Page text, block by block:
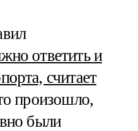
ответить и
считает
произошло,
были